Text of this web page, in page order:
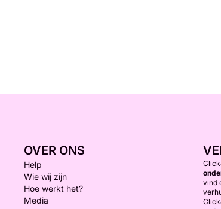
OVER ONS
Help
Wie wij zijn
Hoe werkt het?
Media
vind